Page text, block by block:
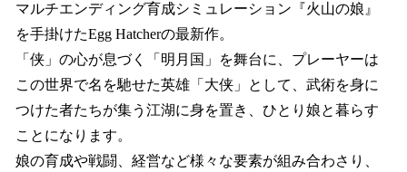
マルチエンディング育成シミュレーション『火山の娘』
を手掛けたEgg Hatcherの最新作。
「侠」の心が息づく「明月国」を舞台に、プレーヤーは
この世界で名を馳せた英雄「大侠」として、武術を身に
つけた者たちが集う江湖に身を置き、ひとり娘と暮らす
ことになります。
娘の育成や戦闘、経営など様々な要素が組み合わさり、